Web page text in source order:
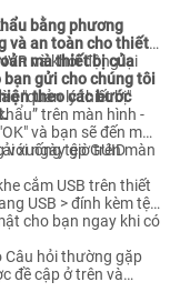
bằng phương
và an toàn cho thiết
mà thiết bị của
gửi cho chúng tôi
theo các bước
và khởi động lại
"quản lý thiết bị"
trên màn hình -
và bạn sẽ đến màn
xuống tệp GUID
với ngày giờ trên màn
cắm USB trên thiết
USB > đính kèm tệp
cho bạn ngay khi có
Câu hỏi thường gặp
đề cập ở trên và